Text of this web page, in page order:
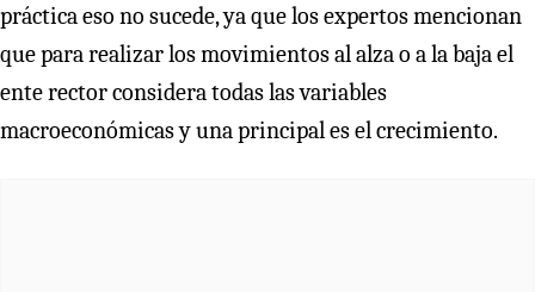
práctica eso no sucede, ya que los expertos mencionan
que para realizar los movimientos al alza o a la baja el
ente rector considera todas las variables
macroeconómicas y una principal es el crecimiento.